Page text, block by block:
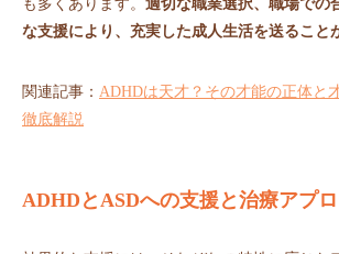
も多くあります。 適切な職業選択、職場での
な支援により、充実した成人生活を送ること
関連記事： ADHDは天才？その才能の正体と
徹底解説
ADHDとASDへの支援と治療アプ